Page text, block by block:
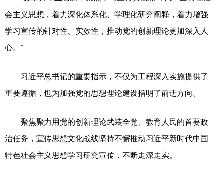
会主义思想，着力深化体系化、学理化研究阐释，着力增强
学习宣传的针对性、实效性，推动党的创新理论更加深入人
心。”
习近平总书记的重要指示，不仅为工程深入实施提供了
重要遵循，也为加强党的思想理论建设指明了前进方向。
聚焦聚力用党的创新理论武装全党、教育人民的首要政
治任务，宣传思想文化战线坚持不懈推动习近平新时代中国
特色社会主义思想学习研究宣传，不断走深走实。